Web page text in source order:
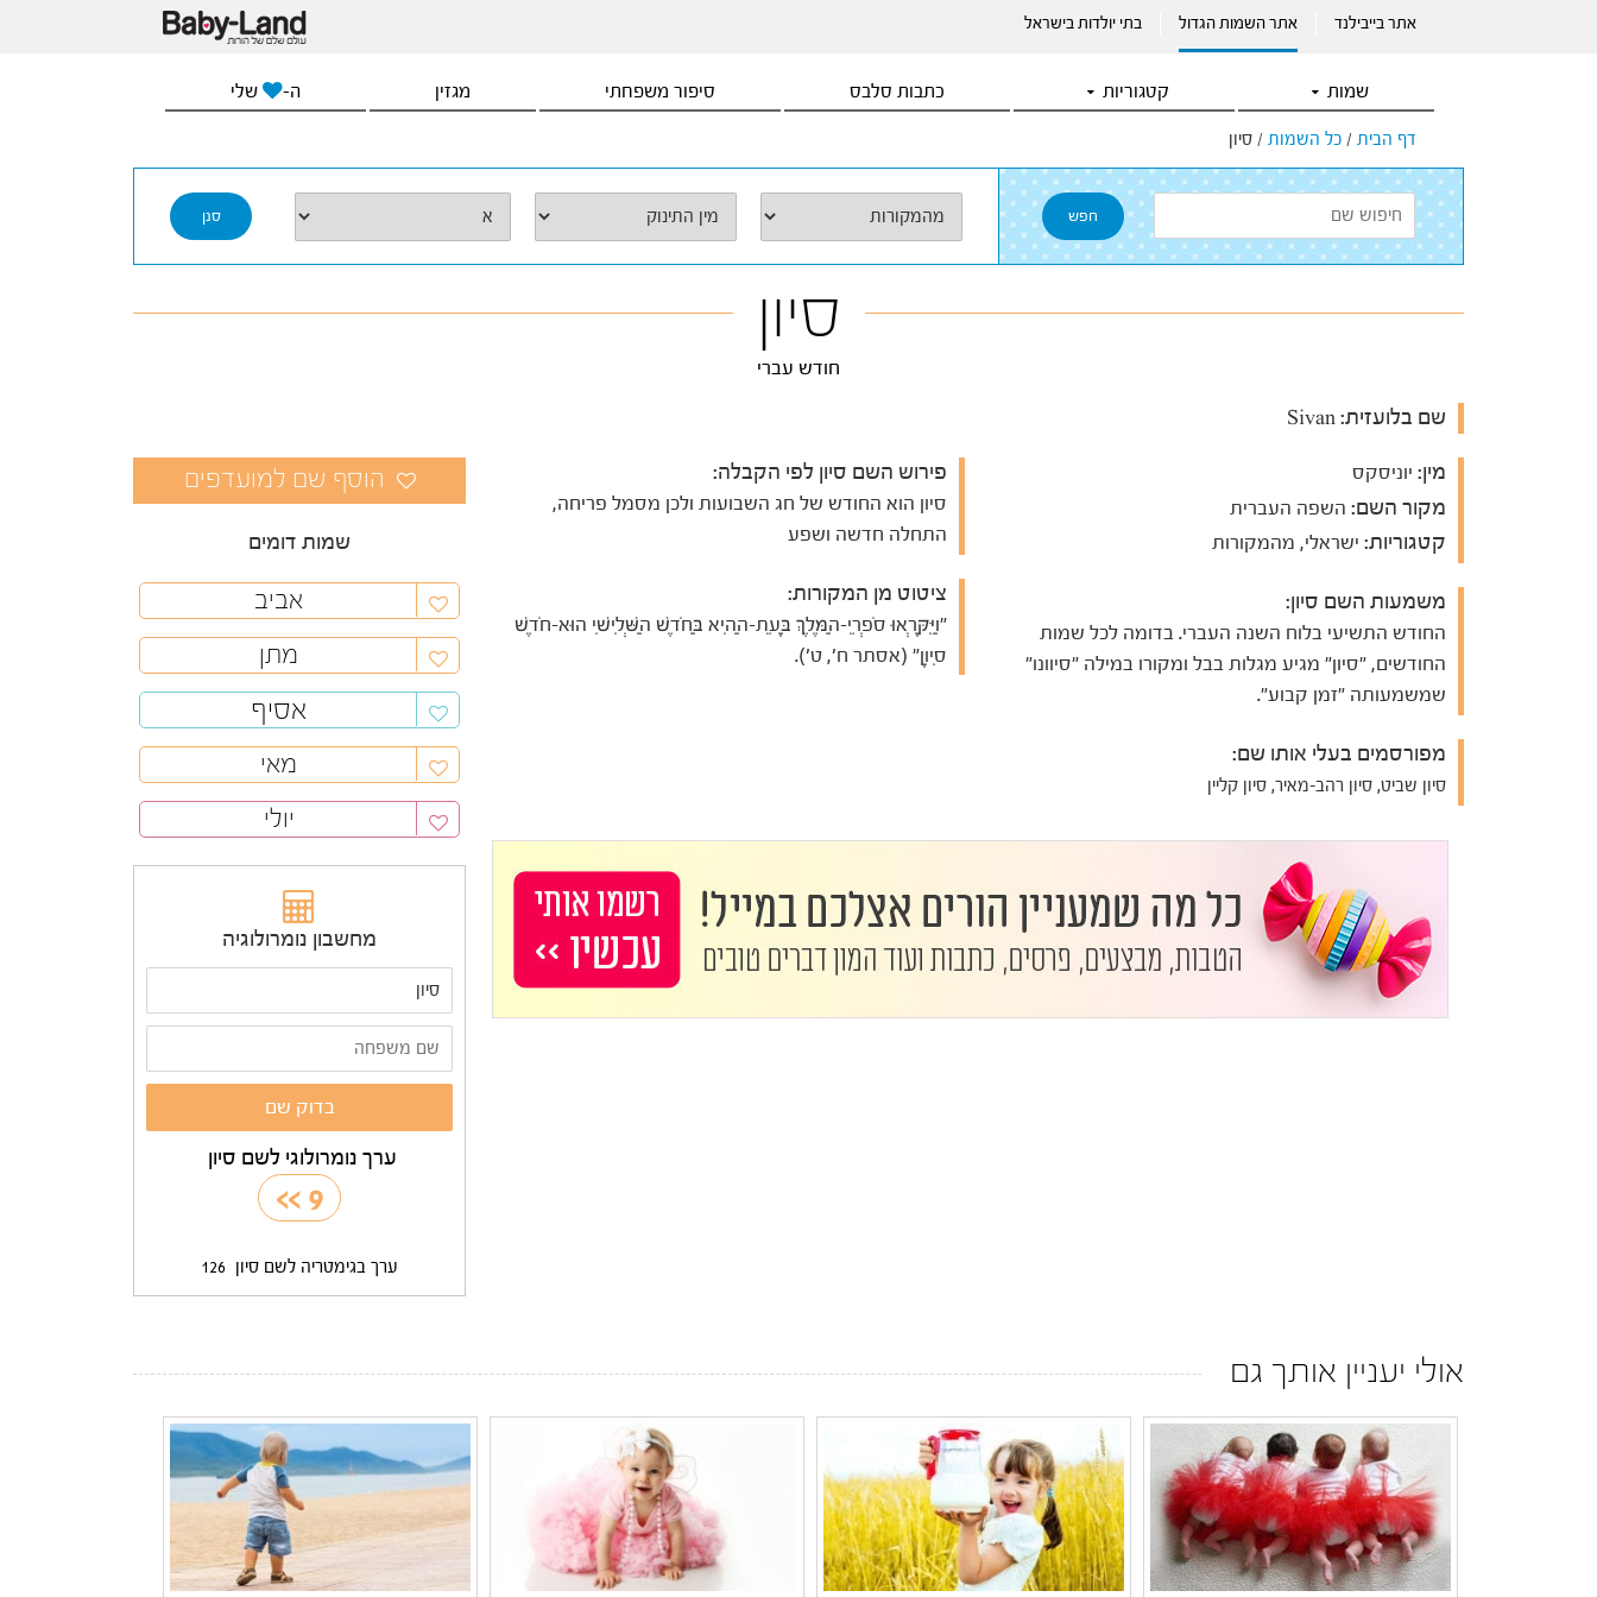
אתר בייבילנד אתר השמות הגדול בתי יולדות בישראל
שמות קטגוריות כתבות סלבס סיפור משפחתי מגזין ה- שלי
דף הבית / כל השמות / סיון
סיון
חודש עברי
שם בלועזית:
מין: יוניסקס
מקור השם: השפה העברית
קטגוריות: ישראלי, מהמקורות
משמעות השם סיון:
החודש התשיעי בלוח השנה העברי. בדומה לכל שמות
החודשים, "סיון" מגיע מגלות בבל ומקורו במילה "סיוונו"
שמשמעותה "זמן קבוע".
מפורסמים בעלי אותו שם:
סיון שביט, סיון רהב-מאיר, סיון קליין
פירוש השם סיון לפי הקבלה:
סיון הוא החודש של חג השבועות ולכן מסמל פריחה,
התחלה חדשה ושפע
ציטוט מן המקורות:
"וַיִּקָּרְאוּ סֹפְרֵי-הַמֶּלֶךְ בָּעֵת-הַהִיא בַּחֹדֶשׁ הַשְּׁלִישִׁי הוּא-חֹדֶשׁ
סִיוָן" (אסתר ח', ט').
שמות דומים
אביב
מתן
אסיף
מאי
יולי
מחשבון נומרולוגיה
ערך נומרולוגי לשם סיון
9
>>
ערך בגימטריה לשם סיון 126
אולי יעניין אותך גם